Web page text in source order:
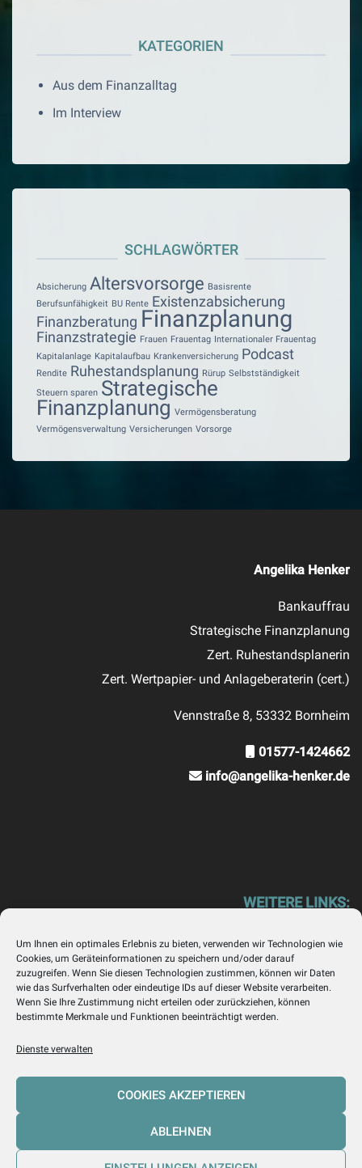
Um Ihnen ein optimales Erlebnis zu bieten, verwenden wir Technologien wie
Cookies, um Geräteinformationen zu speichern und/oder darauf
zuzugreifen. Wenn Sie diesen Technologien zustimmen, können wir Daten
wie das Surfverhalten oder eindeutige IDs auf dieser Website verarbeiten.
Wenn Sie Ihre Zustimmung nicht erteilen oder zurückziehen, können
bestimmte Merkmale und Funktionen beeinträchtigt werden.
Dienste verwalten
COOKIES AKZEPTIEREN
ABLEHNEN
KATEGORIEN
Aus dem Finanzalltag
Im Interview
SCHLAGWÖRTER
Absicherung Altersvorsorge Basisrente
Berufsunfähigkeit BU Rente Existenzabsicherung
Finanzberatung Finanzplanung
Finanzstrategie Frauen Frauentag Internationaler Frauentag
Kapitalanlage Kapitalaufbau Krankenversicherung Podcast
Rendite Ruhestandsplanung Rürup Selbstständigkeit
Steuern sparen Strategische
Finanzplanung Vermögensberatung
Vermögensverwaltung Versicherungen Vorsorge
Angelika Henker
Bankauffrau
Strategische Finanzplanung
Zert. Ruhestandsplanerin
Zert. Wertpapier- und Anlageberaterin (cert.)
Vennstraße 8, 53332 Bornheim
01577-1424662
info@angelika-henker.de
WEITERE LINKS:
www.henker-trebschick.com
HH Immobilien Köln – Wir l(i)eben Immobilien!
www.hh-immobilien-koeln.de
Nachhaltigkeit im Versicherungs- und